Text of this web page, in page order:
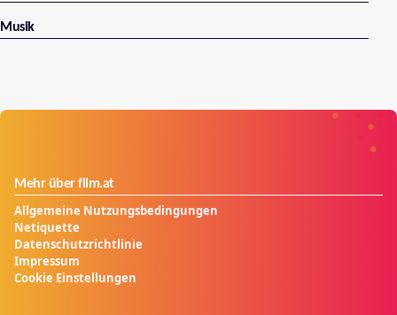
Musik
Mehr über film.at
Allgemeine Nutzungsbedingungen
Netiquette
Datenschutzrichtlinie
Impressum
Cookie Einstellungen